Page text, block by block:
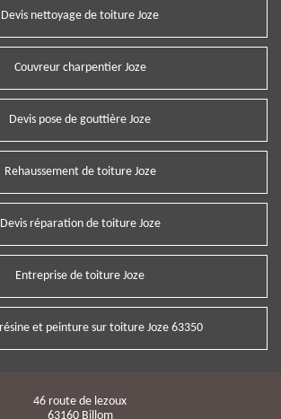
Devis nettoyage de toiture Joze
Couvreur charpentier Joze
Devis pose de gouttière Joze
Rehaussement de toiture Joze
Devis réparation de toiture Joze
Entreprise de toiture Joze
et peinture sur toiture Joze 63350
46 route de lezoux
63160 Billom